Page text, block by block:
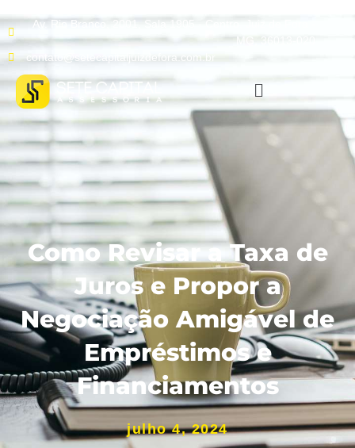
Av. Rio Branco, 2001, Sala 1905 - Centro, Juiz de Fora -
MG, 36013-020
contato@setecapitaljuizdefora.com.br
Como Revisar a Taxa de
Juros e Propor a
Negociação Amigável de
Empréstimos e
Financiamentos
julho 4, 2024